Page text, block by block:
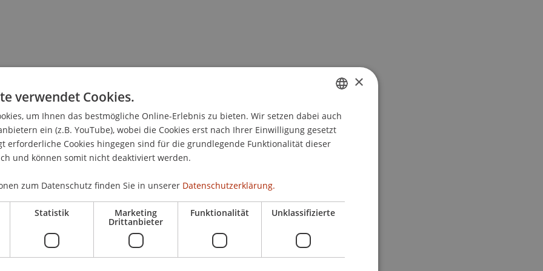
traineeships
sind ein zentraler Bestandteil des
ein einheitlich festgelegtes Top-up.
in einem Unternehmen, einer Forschungseinrichtung,
anderen relevanten Arbeitsplatz im Ausland
sowie für junge Hochschulabsolventen, einschliesslich
GERMAN
ENGLISH
×
verwendet Cookies.
um Ihnen das bestmögliche Online-Erlebnis zu bieten. Wir setzen dabei auch
ein (z.B. YouTube), wobei die Cookies erst nach Ihrer Einwilligung gesetzt
erforderliche Cookies hingegen sind für die grundlegende Funktionalität dieser
und können somit nicht deaktiviert werden.
zum Datenschutz finden Sie in unserer Datenschutzerklärung.
Statistik Marketing
Drittanbieter
Funktionalität Unklassifizierte